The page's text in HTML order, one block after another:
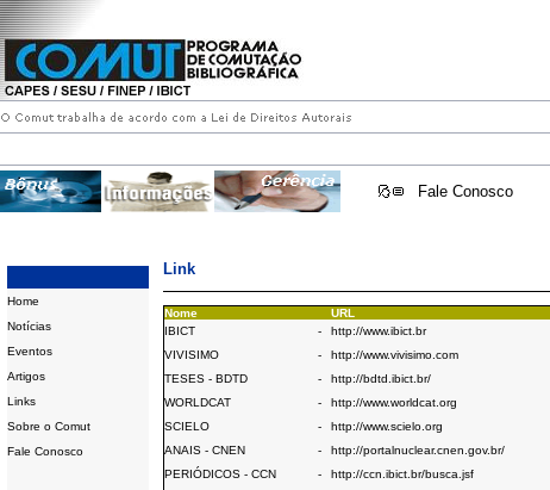
Fale Conosco
Home
Notícias
Eventos
Artigos
Links
Sobre o Comut
Fale Conosco
Link
Nome
URL
IBICT
-
http://www.ibict.br
VIVISIMO
-
http://www.vivisimo.com
TESES - BDTD
-
http://bdtd.ibict.br/
WORLDCAT
-
http://www.worldcat.org
SCIELO
-
http://www.scielo.org
ANAIS - CNEN
-
http://portalnuclear.cnen.gov.br/
PERIÓDICOS - CCN
-
http://ccn.ibict.br/busca.jsf